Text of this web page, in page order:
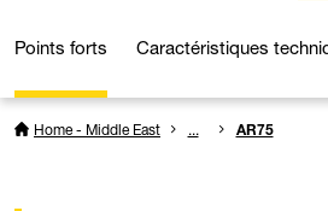
Points forts Caractéristiques
Home - Middle East ... AR75